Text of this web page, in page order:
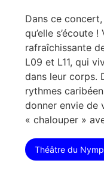
Dans ce
qu’elle s’écoute
rafraîchissante
L09 et L11, qui
dans leur corps.
rythmes
donner envie de
« chalouper »
Théâtre du